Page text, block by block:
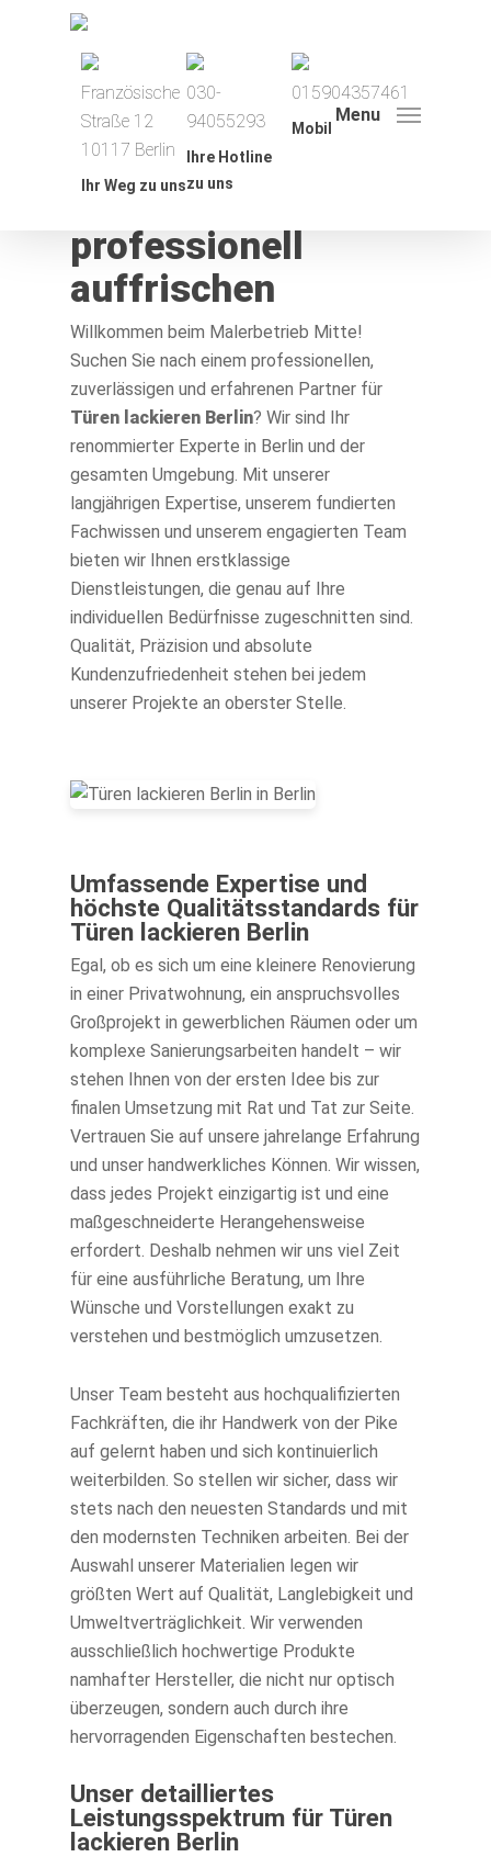
Menu
Französische
Straße 12
10117 Berlin
Ihr Weg zu uns
030-
94055293
Ihre Hotline
zu uns
015904357461
Mobil
Angebot einholen
Leistungen
Referenzen
Farbkatalog
Blog
Kontakt
Türen lackieren
Berlin – Türen &
Rahmen
professionell
auffrischen
Willkommen beim Malerbetrieb Mitte!
Suchen Sie nach einem professionellen,
zuverlässigen und erfahrenen Partner für
Türen lackieren Berlin? Wir sind Ihr
renommierter Experte in Berlin und der
gesamten Umgebung. Mit unserer
langjährigen Expertise, unserem fundierten
Fachwissen und unserem engagierten Team
bieten wir Ihnen erstklassige
Dienstleistungen, die genau auf Ihre
individuellen Bedürfnisse zugeschnitten sind.
Qualität, Präzision und absolute
Kundenzufriedenheit stehen bei jedem
unserer Projekte an oberster Stelle.
Umfassende Expertise und
höchste Qualitätsstandards für
Türen lackieren Berlin
Egal, ob es sich um eine kleinere Renovierung
in einer Privatwohnung, ein anspruchsvolles
Großprojekt in gewerblichen Räumen oder um
komplexe Sanierungsarbeiten handelt – wir
stehen Ihnen von der ersten Idee bis zur
finalen Umsetzung mit Rat und Tat zur Seite.
Vertrauen Sie auf unsere jahrelange Erfahrung
und unser handwerkliches Können. Wir wissen,
dass jedes Projekt einzigartig ist und eine
maßgeschneiderte Herangehensweise
erfordert. Deshalb nehmen wir uns viel Zeit
für eine ausführliche Beratung, um Ihre
Wünsche und Vorstellungen exakt zu
verstehen und bestmöglich umzusetzen.
Unser Team besteht aus hochqualifizierten
Fachkräften, die ihr Handwerk von der Pike
auf gelernt haben und sich kontinuierlich
weiterbilden. So stellen wir sicher, dass wir
stets nach den neuesten Standards und mit
den modernsten Techniken arbeiten. Bei der
Auswahl unserer Materialien legen wir
größten Wert auf Qualität, Langlebigkeit und
Umweltverträglichkeit. Wir verwenden
ausschließlich hochwertige Produkte
namhafter Hersteller, die nicht nur optisch
überzeugen, sondern auch durch ihre
hervorragenden Eigenschaften bestechen.
Unser detailliertes
Leistungsspektrum für Türen
lackieren Berlin